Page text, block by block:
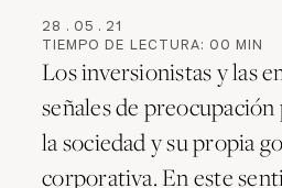
28 . 05 . 21
TIEMPO DE LECTURA: 00 MIN
Los inversionistas y las
señales de
la sociedad y su propia
corporativa. En este